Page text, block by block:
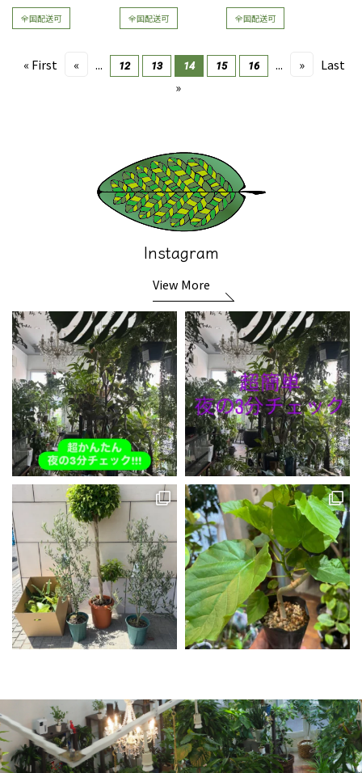
全国配送可 全国配送可 全国配送可
« First « ... 12 13 14 15 16 ... »
Last
»
Instagram
View More